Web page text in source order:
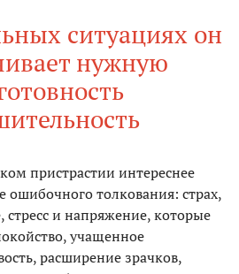
ситуациях он
нужную
пристрастии интереснее
ошибочного толкования: страх,
стресс и напряжение, которые
учащенное
расширение зрачков,